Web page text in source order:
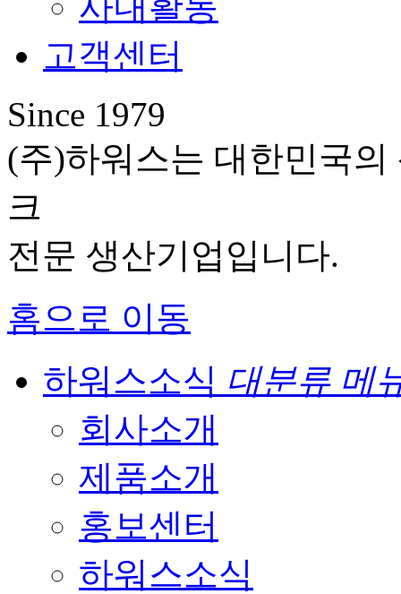
고객센터
Since 1979
(주)하워스는 대한민국
크
전문 생산기업입니다.
홈으로 이동
하워스소식 대분류 메
회사소개
제품소개
홍보센터
하워스소식